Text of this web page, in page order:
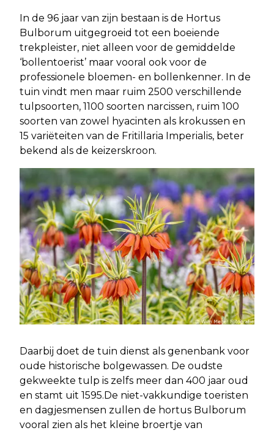
In de 96 jaar van zijn bestaan is de Hortus
Bulborum uitgegroeid tot een boeiende
trekpleister, niet alleen voor de gemiddelde
‘bollentoerist’ maar vooral ook voor de
professionele bloemen- en bollenkenner. In de
tuin vindt men maar ruim 2500 verschillende
tulpsoorten, 1100 soorten narcissen, ruim 100
soorten van zowel hyacinten als krokussen en
15 variëteiten van de Fritillaria Imperialis, beter
bekend als de keizerskroon.
Daarbij doet de tuin dienst als genenbank voor
oude historische bolgewassen. De oudste
gekweekte tulp is zelfs meer dan 400 jaar oud
en stamt uit 1595.De niet-vakkundige toeristen
en dagjesmensen zullen de hortus Bulborum
vooral zien als het kleine broertje van